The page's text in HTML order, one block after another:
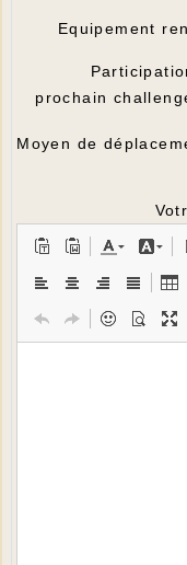
Equipement
prochain
Moyen de